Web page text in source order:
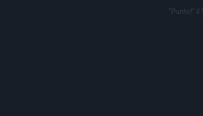
"Punto!" il